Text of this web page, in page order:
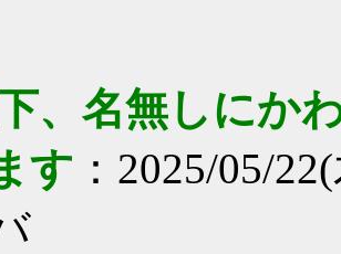
、名無しにか
す ：2025/05/